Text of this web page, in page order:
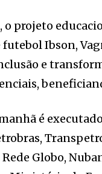
o projeto
futebol Ibson,
e
é
Globo,